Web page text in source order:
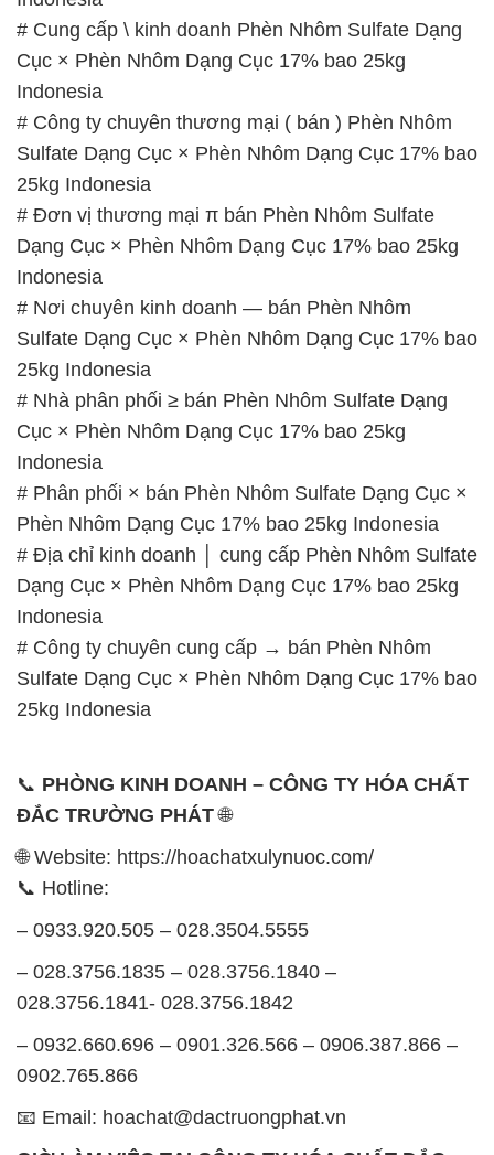
Sulfate Dạng Cục × Phèn Nhôm Dạng Cục 17% bao
25kg Indonesia
# Đơn vị thương mại π bán Phèn Nhôm Sulfate
Dạng Cục × Phèn Nhôm Dạng Cục 17% bao 25kg
Indonesia
# Nơi chuyên kinh doanh — bán Phèn Nhôm
Sulfate Dạng Cục × Phèn Nhôm Dạng Cục 17% bao
25kg Indonesia
# Nhà phân phối ≥ bán Phèn Nhôm Sulfate Dạng
Cục × Phèn Nhôm Dạng Cục 17% bao 25kg
Indonesia
# Phân phối × bán Phèn Nhôm Sulfate Dạng Cục ×
Phèn Nhôm Dạng Cục 17% bao 25kg Indonesia
# Địa chỉ kinh doanh │ cung cấp Phèn Nhôm Sulfate
Dạng Cục × Phèn Nhôm Dạng Cục 17% bao 25kg
Indonesia
# Công ty chuyên cung cấp → bán Phèn Nhôm
Sulfate Dạng Cục × Phèn Nhôm Dạng Cục 17% bao
25kg Indonesia
📞PHÒNG KINH DOANH – CÔNG TY HÓA CHẤT
ĐẮC TRƯỜNG PHÁT🌐
🌐 Website: https://hoachatxulynuoc.com/
– 0933.920.505 – 028.3504.5555
028.3756.1841- 028.3756.1842
0902.765.866
📧 Email: hoachat@dactruongphat.vn
TRƯỜNG PHÁT
được tổ chức như sau: